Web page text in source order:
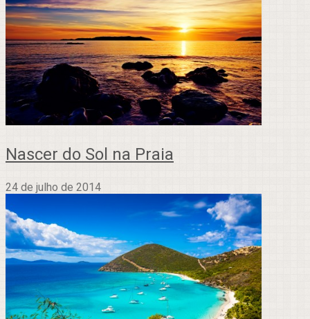
Nascer do Sol na Praia
24 de julho de 2014